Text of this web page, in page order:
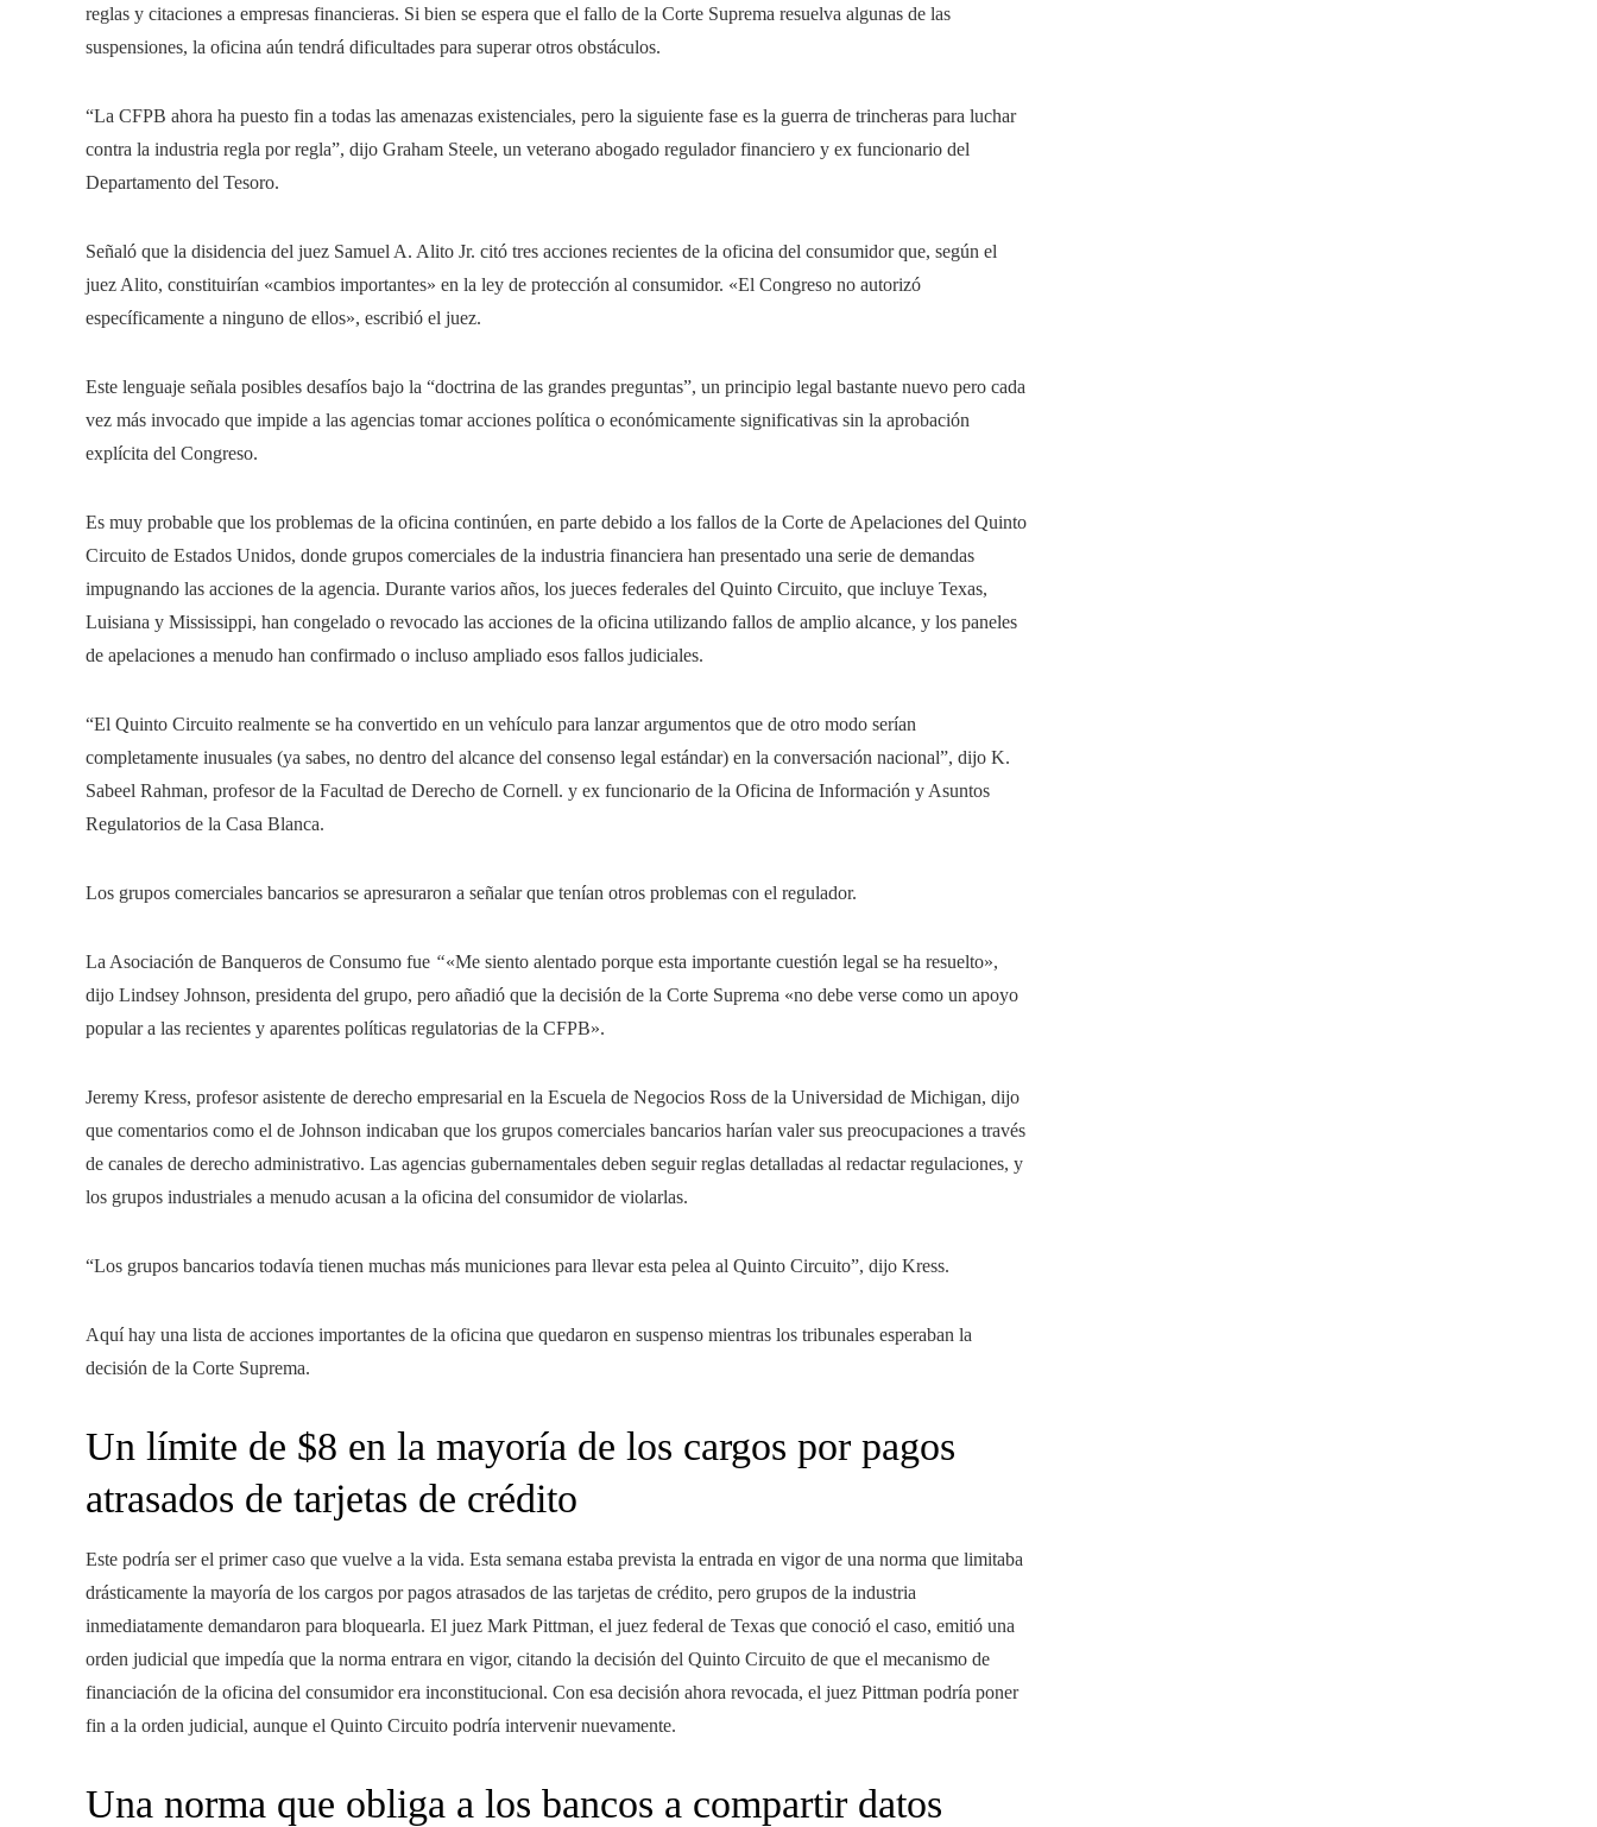
reglas y citaciones a empresas financieras. Si bien se espera que el fallo de la Corte Suprema resuelva algunas de las
suspensiones, la oficina aún tendrá dificultades para superar otros obstáculos.
“La CFPB ahora ha puesto fin a todas las amenazas existenciales, pero la siguiente fase es la guerra de trincheras para luchar
contra la industria regla por regla”, dijo Graham Steele, un veterano abogado regulador financiero y ex funcionario del
Departamento del Tesoro.
Señaló que la disidencia del juez Samuel A. Alito Jr. citó tres acciones recientes de la oficina del consumidor que, según el
juez Alito, constituirían «cambios importantes» en la ley de protección al consumidor. «El Congreso no autorizó
específicamente a ninguno de ellos», escribió el juez.
Este lenguaje señala posibles desafíos bajo la “doctrina de las grandes preguntas”, un principio legal bastante nuevo pero cada
vez más invocado que impide a las agencias tomar acciones política o económicamente significativas sin la aprobación
explícita del Congreso.
Es muy probable que los problemas de la oficina continúen, en parte debido a los fallos de la Corte de Apelaciones del Quinto
Circuito de Estados Unidos, donde grupos comerciales de la industria financiera han presentado una serie de demandas
impugnando las acciones de la agencia. Durante varios años, los jueces federales del Quinto Circuito, que incluye Texas,
Luisiana y Mississippi, han congelado o revocado las acciones de la oficina utilizando fallos de amplio alcance, y los paneles
de apelaciones a menudo han confirmado o incluso ampliado esos fallos judiciales.
“El Quinto Circuito realmente se ha convertido en un vehículo para lanzar argumentos que de otro modo serían
completamente inusuales (ya sabes, no dentro del alcance del consenso legal estándar) en la conversación nacional”, dijo K.
Sabeel Rahman, profesor de la Facultad de Derecho de Cornell. y ex funcionario de la Oficina de Información y Asuntos
Regulatorios de la Casa Blanca.
Los grupos comerciales bancarios se apresuraron a señalar que tenían otros problemas con el regulador.
La Asociación de Banqueros de Consumo fue “«Me siento alentado porque esta importante cuestión legal se ha resuelto»,
dijo Lindsey Johnson, presidenta del grupo, pero añadió que la decisión de la Corte Suprema «no debe verse como un apoyo
popular a las recientes y aparentes políticas regulatorias de la CFPB».
Jeremy Kress, profesor asistente de derecho empresarial en la Escuela de Negocios Ross de la Universidad de Michigan, dijo
que comentarios como el de Johnson indicaban que los grupos comerciales bancarios harían valer sus preocupaciones a través
de canales de derecho administrativo. Las agencias gubernamentales deben seguir reglas detalladas al redactar regulaciones, y
los grupos industriales a menudo acusan a la oficina del consumidor de violarlas.
“Los grupos bancarios todavía tienen muchas más municiones para llevar esta pelea al Quinto Circuito”, dijo Kress.
Aquí hay una lista de acciones importantes de la oficina que quedaron en suspenso mientras los tribunales esperaban la
decisión de la Corte Suprema.
Un límite de $8 en la mayoría de los cargos por pagos
atrasados ​​de tarjetas de crédito
Este podría ser el primer caso que vuelve a la vida. Esta semana estaba prevista la entrada en vigor de una norma que limitaba
drásticamente la mayoría de los cargos por pagos atrasados ​​de las tarjetas de crédito, pero grupos de la industria
inmediatamente demandaron para bloquearla. El juez Mark Pittman, el juez federal de Texas que conoció el caso, emitió una
orden judicial que impedía que la norma entrara en vigor, citando la decisión del Quinto Circuito de que el mecanismo de
financiación de la oficina del consumidor era inconstitucional. Con esa decisión ahora revocada, el juez Pittman podría poner
fin a la orden judicial, aunque el Quinto Circuito podría intervenir nuevamente.
Una norma que obliga a los bancos a compartir datos